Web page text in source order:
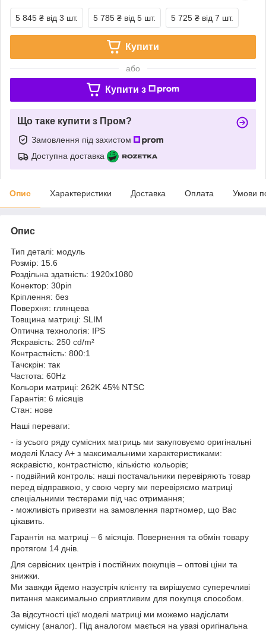
5 845 ₴ від 3 шт. 5 785 ₴ від 5 шт. 5 725 ₴ від 7 шт.
Купити
або
Купити з
Що таке купити з Пром?
Замовлення під захистом
Доступна доставка
Опис Характеристики Доставка Оплата Умови
Опис
Тип деталі: модуль
Розмір: 15.6
Роздільна здатність: 1920x1080
Конектор: 30pin
Кріплення: без
Поверхня: глянцева
Товщина матриці: SLIM
Оптична технологія: IPS
Яскравість: 250 cd/m²
Контрастність: 800:1
Тачскрін: так
Частота: 60Hz
Кольори матриці: 262K 45% NTSC
Гарантія: 6 місяців
Стан: нове
Наші переваги:
- із усього ряду сумісних матриць ми закуповуємо оригінальні
моделі Класу А+ з максимальними характеристиками:
яскравістю, контрастністю, кількістю кольорів;
- подвійний контроль: наші постачальники перевіряють товар
перед відправкою, у свою чергу ми перевіряємо матриці
спеціальними тестерами під час отримання;
- можливість привезти на замовлення партномер, що Вас
цікавить.
Гарантія на матриці – 6 місяців. Повернення та обмін товару
протягом 14 днів.
Для сервісних центрів і постійних покупців – оптові ціни та
знижки.
Ми завжди йдемо назустріч клієнту та вирішуємо суперечливі
питання максимально сприятливим для покупця способом.
За відсутності цієї моделі матриці ми можемо надіслати
сумісну (аналог). Під аналогом мається на увазі оригінальна